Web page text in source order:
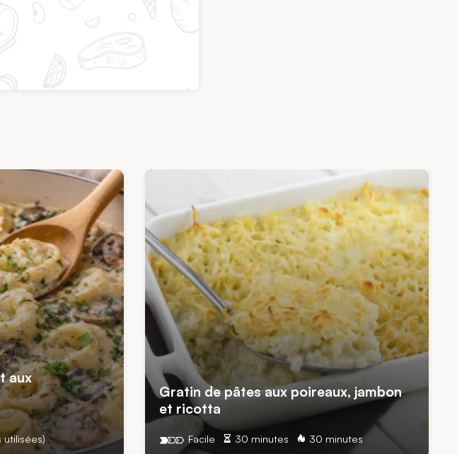
aux
utilisées)
Gratin de pâtes aux poireaux, jambon
et ricotta
30 minutes 30 minutes
Facile